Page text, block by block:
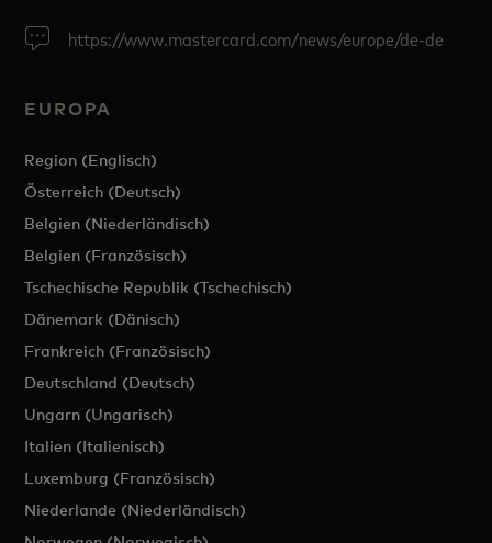
https://www.mastercard.com/news/europe/de-de
EUROPA
Region (Englisch)
Österreich (Deutsch)
Belgien (Niederländisch)
Belgien (Französisch)
Tschechische Republik (Tschechisch)
Dänemark (Dänisch)
Frankreich (Französisch)
Deutschland (Deutsch)
Ungarn (Ungarisch)
Italien (Italienisch)
Luxemburg (Französisch)
Niederlande (Niederländisch)